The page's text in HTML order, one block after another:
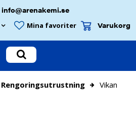
info@arenakemi.se
Mina favoriter Varukorg
Rengoringsutrustning Vikan